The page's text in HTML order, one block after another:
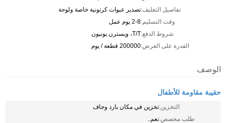
تفاصيل التغليف:تصدير عبوات كرتونية خاصة ولوحة
وقت التسليم:2-8 يوم عمل
شروط الدفع:T/T، ويسترن يونيون
القدرة على العرض:200000 قطعة / يوم
الوصف
حقيبة مقاومة للأطفال
التخزين:تخزين في مكان بارد وجاف
طلب مخصص:نعم..